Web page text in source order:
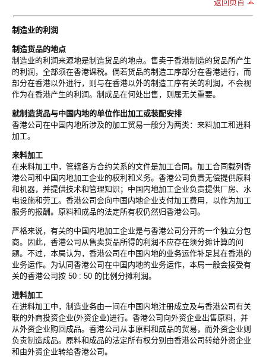
返回页首
制造业的利润
制造货品的地点
制造业的利润来源地是制造货品的地点。售卖于香港制造的货品所产生
的利润，全部须在香港课税。倘若货品的制造工序部分在香港进行，而
部分在香港以外进行，则与在香港以外的制造工序有关的利润，不会视
作为在香港产生的利润。制成品在何处出售，则属无关重要。
就制造货品与中国内地的单位作出加工或装配安排
香港公司在中国内地所涉及的加工贸易一般分为两类：来料加工和进料
加工。
来料加工
在来料加工中，管辖各方合约关系的文件是加工合同。加工合同载列香
港公司和中国内地加工企业的权利和义务。香港公司负责无偿提供原料
和机器，并提供技术和管理知识；中国内地加工企业负责提供厂房、水
电设施和劳工。香港公司会向中国内地企业支付加工费用，以作为加工
服务的报酬。原料和成品的法定所有权仍然归香港公司。
严格来说，有关的中国内地加工企业是与香港公司分开的一个独立分包
商。因此，香港公司从售卖货品所得的利润不应存在须分摊计算的问
题。不过，本局认为，香港公司在中国内地的业务运作补足其在香港的
业务运作。为认同香港公司在中国内地的业务运作，本局一般会接受有
关的香港公司按 50 : 50 的比例分摊利润。
进料加工
在进料加工中，制造业务由一间在中国内地注册成立及与香港公司有关
联的外商投资企业(外资企业)进行。香港公司向外资企业出售原料，并
从外资企业购回成品。香港公司从事原料和成品的贸易，而外资企业则
负责制造成品。原料和成品的法定所有权分别由香港公司转给外资企业
和由外资企业转给香港公司。